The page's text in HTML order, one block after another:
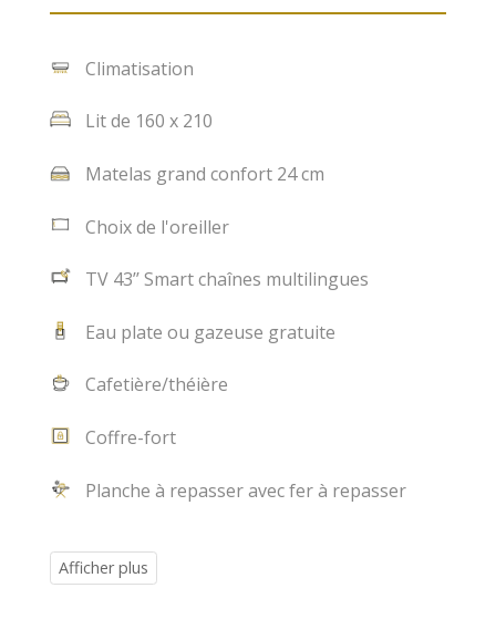
Climatisation
Lit de 160 x 210
Matelas grand confort 24 cm
Choix de l'oreiller
TV 43’’ Smart chaînes multilingues
Eau plate ou gazeuse gratuite
Cafetière/théière
Coffre-fort
Planche à repasser avec fer à repasser